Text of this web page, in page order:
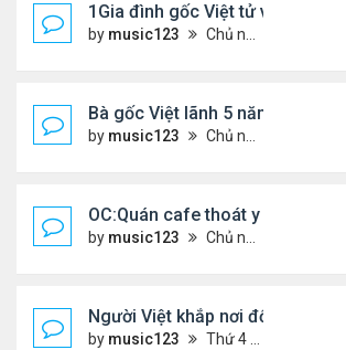
1Gia đình gốc Việt tử vong ở Mỹ
by music123 Chủ nhật Tháng 3 01, 2026 6:26 pm
Bà gốc Việt lãnh 5 năm tù vì đe
by music123 Chủ nhật Tháng 2 22, 2026 5:53 pm
OC:Quán cafe thoát y của gốc
by music123 Chủ nhật Tháng 2 22, 2026 5:45 pm
Người Việt khắp nơi đổ về chợ
by music123 Thứ 4 Tháng 2 11, 2026 7:58 pm